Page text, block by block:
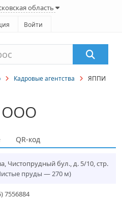
область
Войти
Кадровые агентства
ЯППИ
ООО
QR-код
, Чистопрудный бул., д. 5/10, стр.
пруды — 270 м)
7556884